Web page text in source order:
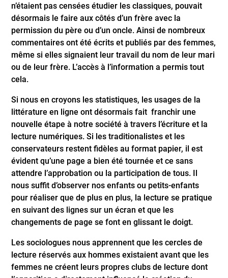
n’étaient pas censées étudier les classiques, pouvait
désormais le faire aux côtés d’un frère avec la
permission du père ou d’un oncle. Ainsi de nombreux
commentaires ont été écrits et publiés par des femmes,
même si elles signaient leur travail du nom de leur mari
ou de leur frère. L’accès à l’information a permis tout
cela.
Si nous en croyons les statistiques, les usages de la
littérature en ligne ont désormais fait franchir une
nouvelle étape à notre société à travers l’écriture et la
lecture numériques. Si les traditionalistes et les
conservateurs restent fidèles au format papier, il est
évident qu’une page a bien été tournée et ce sans
attendre l’approbation ou la participation de tous. Il
nous suffit d’observer nos enfants ou petits-enfants
pour réaliser que de plus en plus, la lecture se pratique
en suivant des lignes sur un écran et que les
changements de page se font en glissant le doigt.
Les sociologues nous apprennent que les cercles de
lecture réservés aux hommes existaient avant que les
femmes ne créent leurs propres clubs de lecture dont